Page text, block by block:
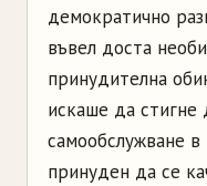
демократично
въвел доста
принудителна
искаше да стигне
самообслужване
принуден да се